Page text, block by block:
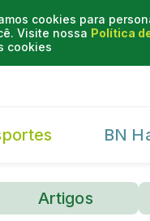
cookies para
Visite nossa Política
cookies
BN
Artigos